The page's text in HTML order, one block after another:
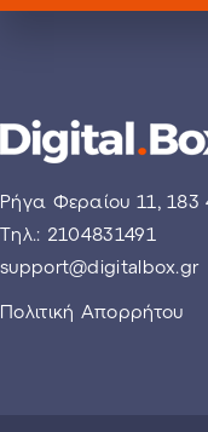
Ρήγα Φεραίου 11, 183
Tηλ.: 2104831491
support@digitalbox.gr
Πολιτική Απορρήτου